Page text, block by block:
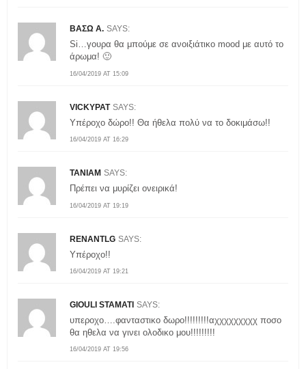
ΒΑΣΩ Α. SAYS:
16/04/2019 AT 15:09
Si…γουρα θα μπούμε σε ανοιξιάτικο mood με αυτό το
άρωμα! 🙂
VICKYPAT SAYS:
16/04/2019 AT 16:29
Υπέροχο δώρο!! Θα ήθελα πολύ να το δοκιμάσω!!
TANIAM SAYS:
16/04/2019 AT 19:19
Πρέπει να μυρίζει ονειρικά!
RENANTLG SAYS:
16/04/2019 AT 19:21
Υπέροχο!!
GIOULI STAMATI SAYS:
16/04/2019 AT 19:56
υπεροχο….φανταστικο δωρο!!!!!!!!!αχχχχχχχχχ ποσο
θα ηθελα να γινει ολοδικο μου!!!!!!!!!